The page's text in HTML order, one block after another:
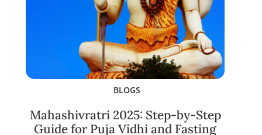
BLOGS
Mahashivratri 2025: Step-by-Step
Guide for Puja Vidhi and Fasting